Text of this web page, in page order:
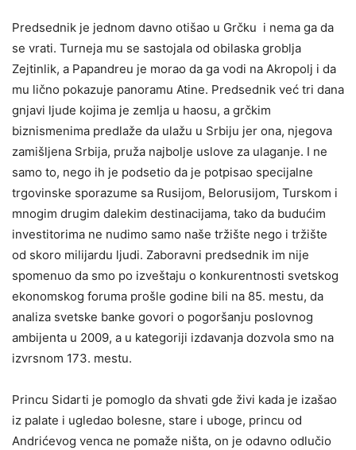
Predsednik je jednom davno otišao u Grčku i nema ga da
se vrati. Turneja mu se sastojala od obilaska groblja
Zejtinlik, a Papandreu je morao da ga vodi na Akropolj i da
mu lično pokazuje panoramu Atine. Predsednik već tri dana
gnjavi ljude kojima je zemlja u haosu, a grčkim
biznismenima predlaže da ulažu u Srbiju jer ona, njegova
zamišljena Srbija, pruža najbolje uslove za ulaganje. I ne
samo to, nego ih je podsetio da je potpisao specijalne
trgovinske sporazume sa Rusijom, Belorusijom, Turskom i
mnogim drugim dalekim destinacijama, tako da budućim
investitorima ne nudimo samo naše tržište nego i tržište
od skoro milijardu ljudi. Zaboravni predsednik im nije
spomenuo da smo po izveštaju o konkurentnosti svetskog
ekonomskog foruma prošle godine bili na 85. mestu, da
analiza svetske banke govori o pogoršanju poslovnog
ambijenta u 2009, a u kategoriji izdavanja dozvola smo na
izvrsnom 173. mestu.
Princu Sidarti je pomoglo da shvati gde živi kada je izašao
iz palate i ugledao bolesne, stare i uboge, princu od
Andrićevog venca ne pomaže ništa, on je odavno odlučio